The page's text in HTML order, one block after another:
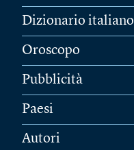
Dizionario italiano
Oroscopo
Pubblicità
Paesi
Autori